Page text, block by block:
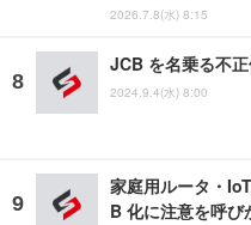
2026.7.8(水) 8:15
JCB を名乗る不
2024.9.4(水) 8:00
家庭用ルータ・
B 化に注意を呼び